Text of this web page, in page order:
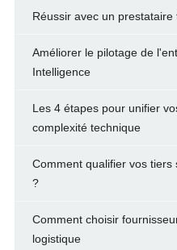
Réussir avec un
Améliorer le pilotage de
Intelligence
Les 4 étapes pour unifier
complexité technique
Comment qualifier vos
?
Comment choisir
logistique